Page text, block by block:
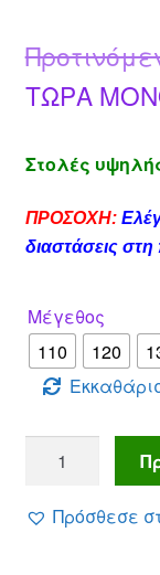
από 5 με
βάση
ΤΩΡΑ
Στολές
ΠΡΟΣΟΧΗ:
διαστάσεις
Μέγεθος
110
120
φόρεμα
ΑΝΝΑ
με
Πρόσθεσε